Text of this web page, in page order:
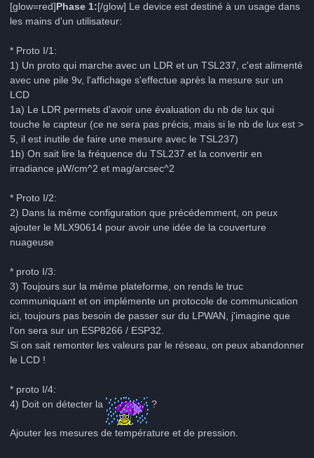
[glow=red]Phase 1:[/glow] Le device est destiné à un usage dans
les mains d'un utilisateur:
* Proto I/1:
1) Un proto qui marche avec un LDR et un TSL237, c'est alimenté
avec une pile 9v, l'affichage s'effectue après la mesure sur un
LCD
1a) Le LDR permets d'avoir une évaluation du nb de lux qui
touche le capteur (ce ne sera pas précis, mais si le nb de lux est >
5, il est inutile de faire une mesure avec le TSL237)
1b) On sait lire la fréquence du TSL237 et la convertir en
irradiance µW/cm^2 et mag/arcsec^2
* Proto I/2:
2) Dans la même configuration que précédemment, on peux
ajouter le MLX90614 pour avoir une idée de la couverture
nuageuse
* proto I/3:
3) Toujours sur la même plateforme, on rends le truc
communiquant et on implémente un protocole de communication
ici, toujours pas besoin de passer sur du LPWAN, j'imagine que
l'on sera sur un ESP8266 / ESP32.
Si on sait remonter les valeurs par le réseau, on peux abandonner
le LCD !
* proto I/4:
4) Doit on détecter la
?
Ajouter les mesures de température et de pression.